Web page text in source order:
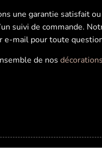
une garantie satisfait
suivi de commande.
e-mail pour toute
de nos